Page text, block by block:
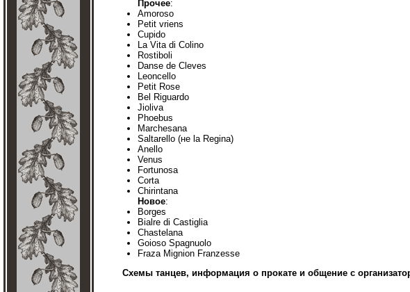
Прочее:
Amoroso
Petit vriens
Cupido
La Vita di Colino
Rostiboli
Danse de Cleves
Leoncello
Petit Rose
Bel Riguardo
Jioliva
Phoebus
Marchesana
Saltarello (не la Regina)
Anello
Venus
Fortunosa
Corta
Chirintana
Новое:
Borges
Bialre di Castiglia
Chastelana
Goioso Spagnuolo
Fraza Mignion Franzesse
Схемы танцев, информация о прокате и общение с